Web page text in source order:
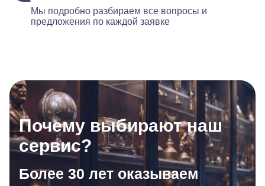
Мы подробно разбираем все вопросы и
предложения по каждой заявке
Почему выбирают наш
сервис?
Более 30 лет оказываем